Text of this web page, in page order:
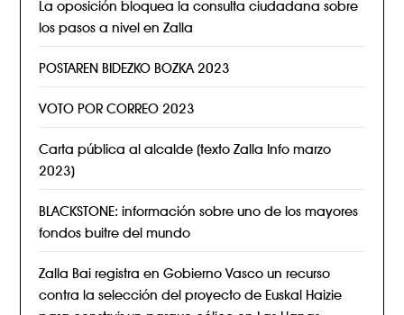
La oposición bloquea la consulta ciudadana sobre
los pasos a nivel en Zalla
POSTAREN BIDEZKO BOZKA 2023
VOTO POR CORREO 2023
Carta pública al alcalde (texto Zalla Info marzo
2023)
BLACKSTONE: información sobre uno de los mayores
fondos buitre del mundo
Zalla Bai registra en Gobierno Vasco un recurso
contra la selección del proyecto de Euskal Haizie